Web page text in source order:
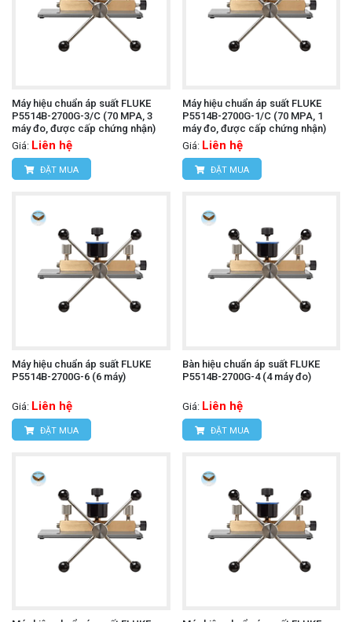
Máy hiệu chuẩn áp suất FLUKE
P5514B-2700G-3/C (70 MPA, 3
máy đo, được cấp chứng nhận)
Giá: Liên hệ
ĐẶT MUA
Máy hiệu chuẩn áp suất FLUKE
P5514B-2700G-1/C (70 MPA, 1
máy đo, được cấp chứng nhận)
Giá: Liên hệ
ĐẶT MUA
Máy hiệu chuẩn áp suất FLUKE
P5514B-2700G-6 (6 máy)
Giá: Liên hệ
ĐẶT MUA
Bàn hiệu chuẩn áp suất FLUKE
P5514B-2700G-4 (4 máy đo)
Giá: Liên hệ
ĐẶT MUA